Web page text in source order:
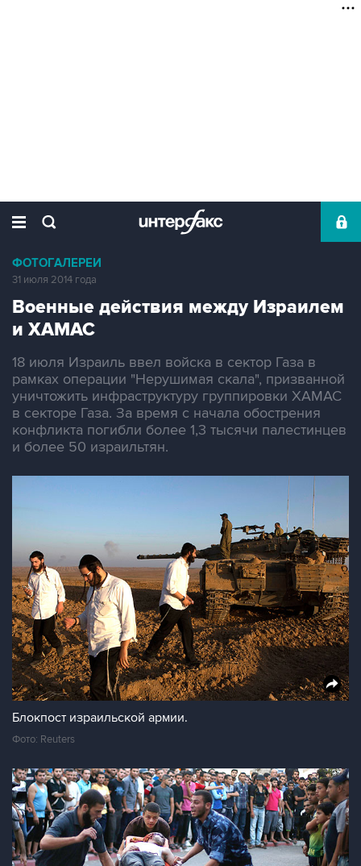
ФОТОГАЛЕРЕИ
31 июля 2014 года
Военные действия между Израилем
и ХАМАС
18 июля Израиль ввел войска в сектор Газа в
рамках операции "Нерушимая скала", призванной
уничтожить инфраструктуру группировки ХАМАС
в секторе Газа. За время с начала обострения
конфликта погибли более 1,3 тысячи палестинцев
и более 50 израильтян.
Блокпост израильской армии.
Фото: Reuters